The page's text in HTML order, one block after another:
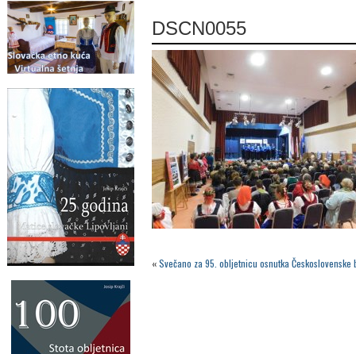
DSCN0055
«Svečano za 95. obljetnicu osnutka